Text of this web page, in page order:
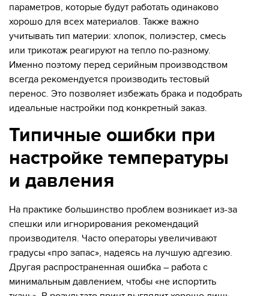
параметров, которые будут работать одинаково
хорошо для всех материалов. Также важно
учитывать тип материи: хлопок, полиэстер, смесь
или трикотаж реагируют на тепло по-разному.
Именно поэтому перед серийным производством
всегда рекомендуется производить тестовый
перенос. Это позволяет избежать брака и подобрать
идеальные настройки под конкретный заказ.
Типичные ошибки при
настройке температуры
и давления
На практике большинство проблем возникает из-за
спешки или игнорирования рекомендаций
производителя. Часто операторы увеличивают
градусы «про запас», надеясь на лучшую адгезию.
Другая распространенная ошибка – работа с
минимальным давлением, чтобы «не испортить